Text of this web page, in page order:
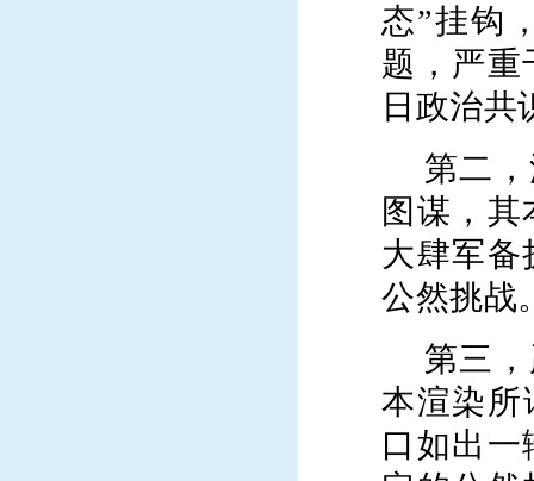
态”挂钩
题，严重
日政治共
第二
图谋，
大肆军
公然挑战
第三
本渲染所
口如出